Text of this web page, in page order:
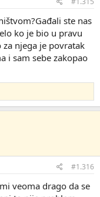
ste nas
ko je bio u pravu
za njega je povratak
i sam sebe zakopao
#1.316
veoma drago da se